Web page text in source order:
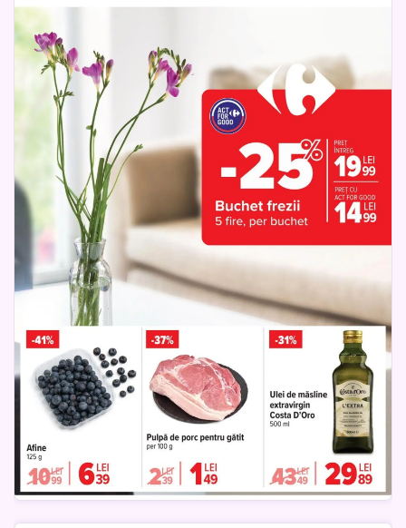
Combină frigorifică
Friteuză
Tensiometru
Fier de călcat
Frigider
Mașină De Spălat Vase
Televizor Video Audio
Babak
Telefon
Smartphone Memorie Cameră Microfon
Sticksuri
Hrană pentru câini Apple Perie
Ghiozdan